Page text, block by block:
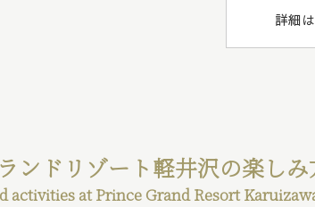
詳細
ンドリゾート軽井沢の楽しみ
activities at Prince Grand Resort